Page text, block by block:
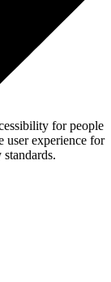
for people
user experience for